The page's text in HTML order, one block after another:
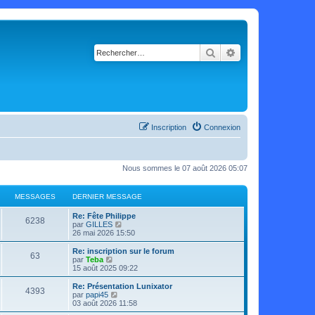
Rechercher
Connexion
Inscription
Nous sommes le 07 août 2026 05:07
MESSAGES DERNIER MESSAGE
6238
Re: Fête Philippe
par GILLES
o
n
s
l
e
r
l
e
26 mai 2026 15:50
63
Re: inscription sur le forum
par Teba
o
n
s
u
l
15 août 2025 09:22
4393
Re: Présentation Lunixator
par papi45
o
n
03 août 2026 11:58